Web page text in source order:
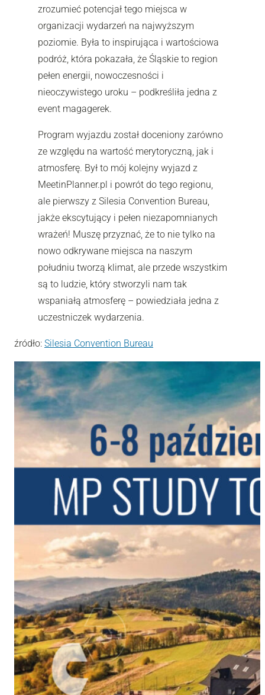
zrozumieć potencjał tego miejsca w
organizacji wydarzeń na najwyższym
poziomie. Była to inspirująca i wartościowa
podróż, która pokazała, że Śląskie to region
pełen energii, nowoczesności i
nieoczywistego uroku – podkreśliła jedna z
event magagerek.
Program wyjazdu został doceniony zarówno
ze względu na wartość merytoryczną, jak i
atmosferę. Był to mój kolejny wyjazd z
MeetinPlanner.pl i powrót do tego regionu,
ale pierwszy z Silesia Convention Bureau,
jakże ekscytujący i pełen niezapomnianych
wrażeń! Muszę przyznać, że to nie tylko na
nowo odkrywane miejsca na naszym
południu tworzą klimat, ale przede wszystkim
są to ludzie, który stworzyli nam tak
wspaniałą atmosferę – powiedziała jedna z
uczestniczek wydarzenia.
źródło: Silesia Convention Bureau